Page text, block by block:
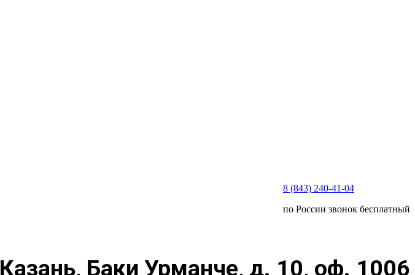
8 (843) 240-41-04
по России звонок бесплатный
Казань, Баки Урманче, д. 10, оф. 1006